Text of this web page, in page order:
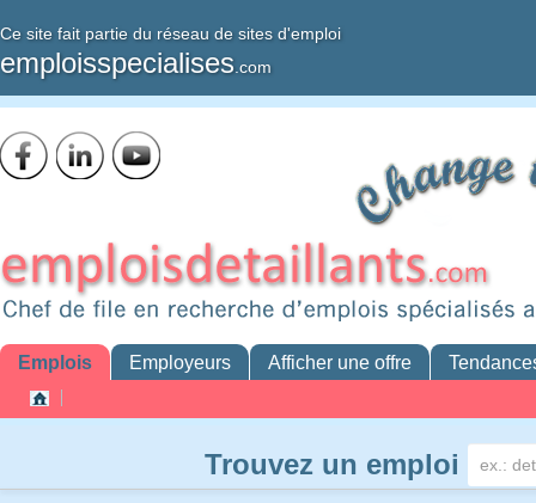
Ce site fait partie du réseau de sites d'emploi
emploisspecialises .com
Emplois Employeurs Afficher une offre
Trouvez un emploi